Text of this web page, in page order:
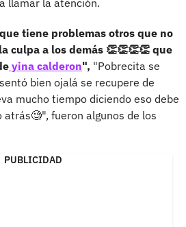
tiene problemas otros que no
culpa a los demás 👏👏👏👏 que
yina calderon", "Pobrecita se
bien ojalá se recupere de
mucho tiempo diciendo eso debe
fueron algunos de los
PUBLICIDAD